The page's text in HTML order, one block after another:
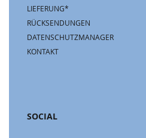
LIEFERUNG*
RÜCKSENDUNGEN
DATENSCHUTZMANAGER
KONTAKT
SOCIAL